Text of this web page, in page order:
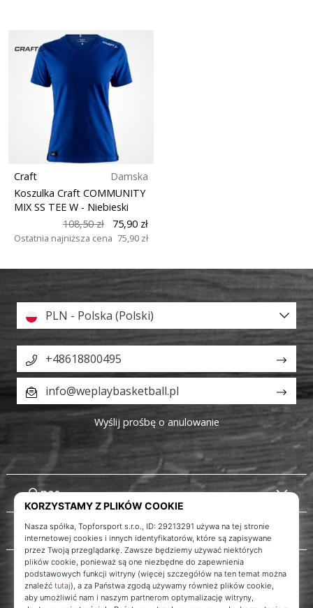
Craft
Damska
Koszulka Craft COMMUNITY
MIX SS TEE W - Niebieski
108,50 zł
75,90 zł
Ostatnia najniższa cena 75,90 zł
O nas
Obsługa klienta
PLN - Polska (Polski)
+48618800495
info@weplaybasketball.pl
Wyślij prośbę o anulowanie